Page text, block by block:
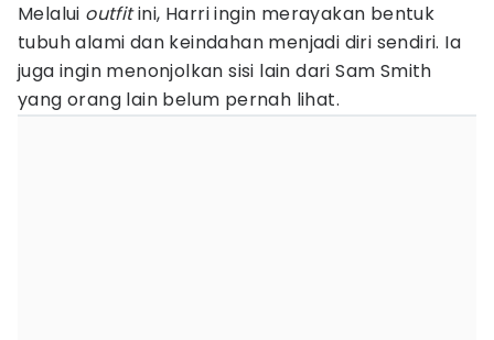
Melalui outfitini, Harri ingin merayakan bentuk
tubuh alami dan keindahan menjadi diri sendiri. Ia
juga ingin menonjolkan sisi lain dari Sam Smith
yang orang lain belum pernah lihat.